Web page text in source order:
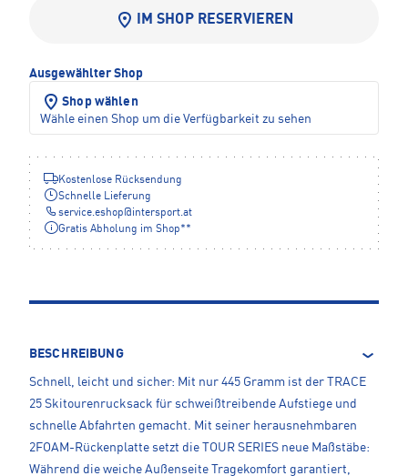
IM SHOP RESERVIEREN
Ausgewählter Shop
Shop wählen
Wähle einen Shop um die Verfügbarkeit zu sehen
Kostenlose Rücksendung
Schnelle Lieferung
service.eshop@intersport.at
Gratis Abholung im Shop**
BESCHREIBUNG
Schnell, leicht und sicher: Mit nur 445 Gramm ist der TRACE
25 Skitourenrucksack für schweißtreibende Aufstiege und
schnelle Abfahrten gemacht. Mit seiner herausnehmbaren
2FOAM-Rückenplatte setzt die TOUR SERIES neue Maßstäbe:
Während die weiche Außenseite Tragekomfort garantiert,